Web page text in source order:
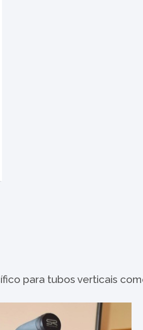
para tubos verticais